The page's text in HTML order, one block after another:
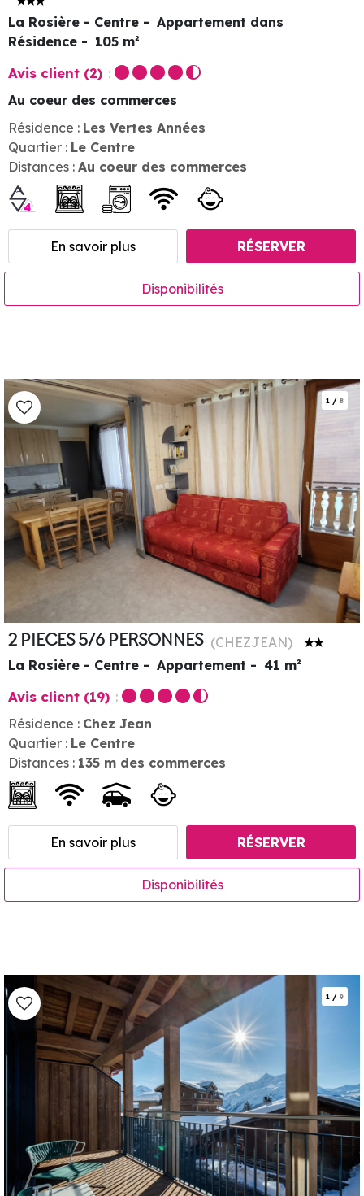
La Rosière - Centre
Appartement dans
Résidence
105 m²
Avis client (2)
Résidence : Les Vertes Années
Quartier : Le Centre
Distances : Au coeur des commerces
Au coeur des commerces
En savoir plus RÉSERVER
Disponibilités
1 / 8
2 PIECES 5/6 PERSONNES (CHEZJEAN)
La Rosière - Centre
Appartement 41 m²
Avis client (19)
Résidence : Chez Jean
Quartier : Le Centre
Distances : 135 m des commerces
En savoir plus RÉSERVER
Disponibilités
1 / 9